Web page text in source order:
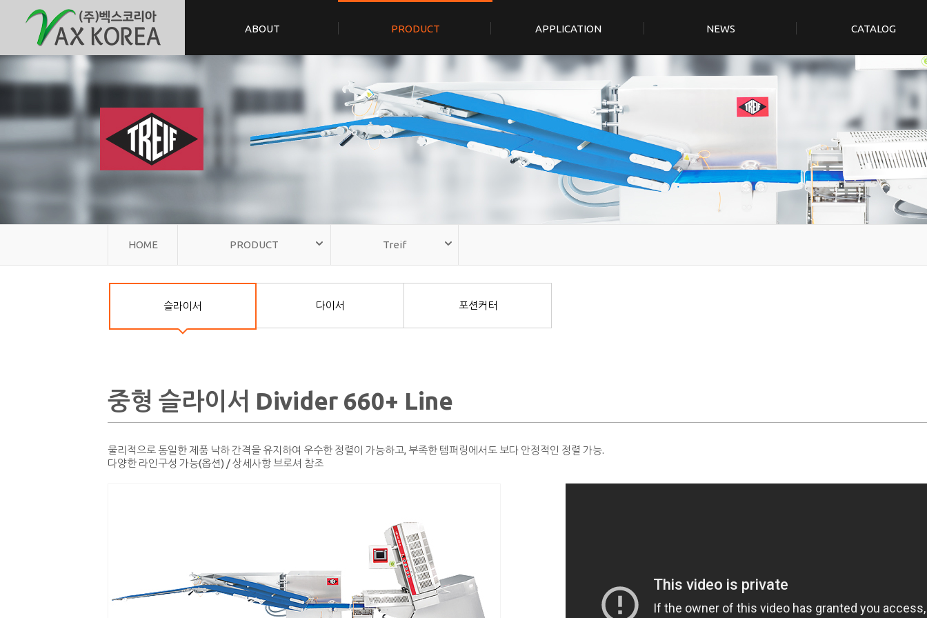
ABOUT PRODUCT APPLICATION NEWS CATALOG
HOME PRODUCT Treif
슬라이서 다이서 포션커터
중형 슬라이서 Divider 660+ Line
물리적으로 동일한 제품 낙하 간격을 유지하여 우수한 정렬이 가능하고, 부족한 템퍼링에서도 보다 안정적인 정렬 가능.
다양한 라인구성 가능(옵션) / 상세사항 브로셔 참조